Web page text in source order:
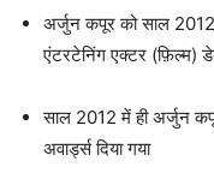
अर्जुन कपूर को साल
एंटरटेनिंग एक्टर (फ़िल्म)
साल 2012 में ही अर्जुन
अवार्ड्स दिया गया